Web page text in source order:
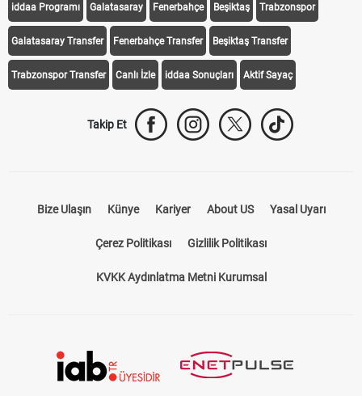
iddaa Programı Galatasaray Fenerbahçe Beşiktaş Trabzonspor
Galatasaray Transfer Fenerbahçe Transfer Beşiktaş Transfer
Trabzonspor Transfer Canlı İzle iddaa Sonuçları Aktif Sayaç
Takip Et
Bize Ulaşın Künye Kariyer About US Yasal Uyarı
Çerez Politikası Gizlilik Politikası
KVKK Aydınlatma Metni Kurumsal